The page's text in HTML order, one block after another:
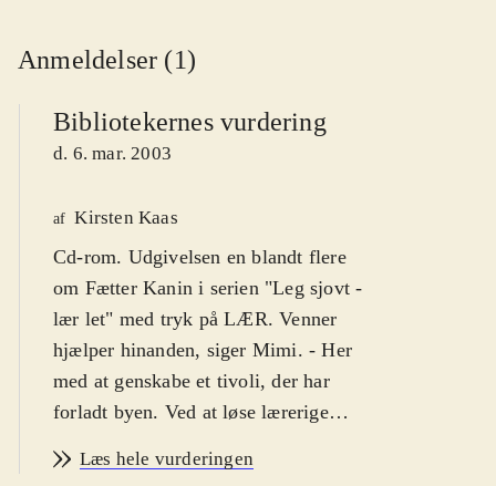
Anmeldelser (1)
Bibliotekernes vurdering
d. 6. mar. 2003
af Kirsten Kaas
Cd-rom. Udgivelsen en blandt flere
om Fætter Kanin i serien "Leg sjovt -
lær let" med tryk på LÆR. Venner
hjælper hinanden, siger Mimi. - Her
med at genskabe et tivoli, der har
forladt byen. Ved at løse lærerige
optjener billetter til at prøve
Læs hele vurderingen